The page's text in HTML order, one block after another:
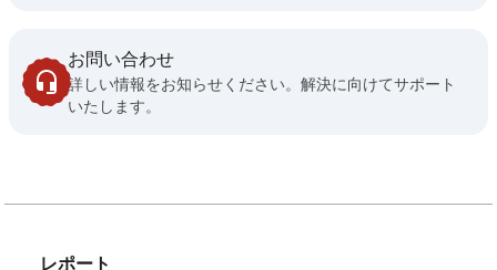
お問い合わせ
詳しい情報をお知らせください。解決に向けてサポート
いたします。
レポート